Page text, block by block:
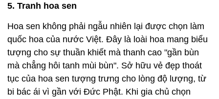
5. Tranh hoa sen
Hoa sen không phải ngẫu nhiên lại được chọn làm
quốc hoa của nước Việt. Đây là loài hoa mang biểu
tượng cho sự thuần khiết mà thanh cao "gần bùn
mà chẳng hôi tanh mùi bùn". Sở hữu vẻ đẹp thoát
tục của hoa sen tượng trưng cho lòng độ lượng, từ
bi bác ái vì gần với Đức Phật. Khi gia chủ chọn